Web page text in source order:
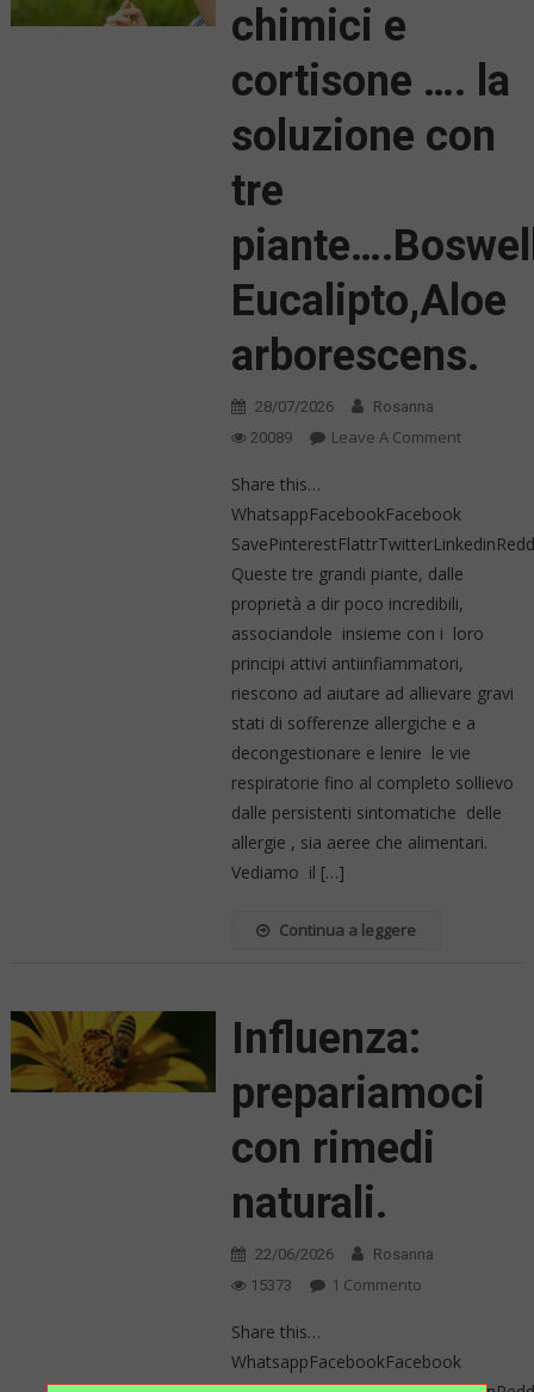
chimici e
cortisone …. la
soluzione con
tre
Eucalipto,Aloe
arborescens.
28/07/2026
Rosanna
20089
Leave A CommentOn
Chimici
E
….
Soluzione
Con
Share this…
WhatsappFacebookFacebook
Queste tre grandi piante, dalle
proprietà a dir poco incredibili,
associandole insieme con i loro
principi attivi antiinfiammatori,
riescono ad aiutare ad allievare gravi
stati di sofferenze allergiche e a
decongestionare e lenire le vie
respiratorie fino al completo sollievo
dalle persistenti sintomatiche delle
allergie , sia aeree che alimentari.
Vediamo il […]
Continua a leggere
Influenza:
prepariamoci
con rimedi
naturali.
22/06/2026
Rosanna
15373
1 CommentoSu
Con
Share this…
WhatsappFacebookFacebook